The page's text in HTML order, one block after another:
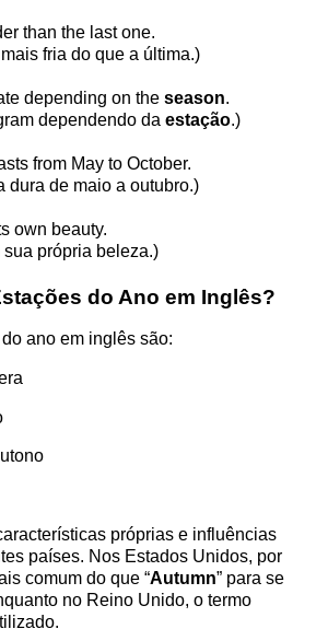
than the last one.
fria do que a última.)
depending on the season.
dependendo da estação.)
from May to October.
dura de maio a outubro.)
own beauty.
sua própria beleza.)
do Ano em Inglês?
ano em inglês são:
próprias e influências
países. Nos Estados Unidos, por
comum do que “Autumn” para se
no Reino Unido, o termo